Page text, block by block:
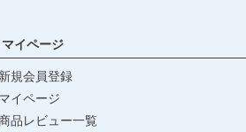
マイページ
新規会員登録
マイページ
品レビュー一覧